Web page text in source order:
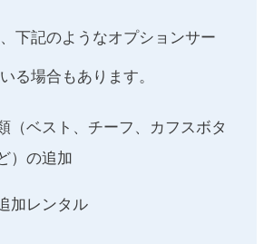
下記のようなオプションサー
る場合もあります。
（ベスト、チーフ、カフスボタ
）の追加
加レンタル